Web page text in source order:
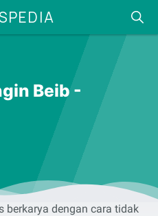
Beib -
lirik lagu
Saufa. Dukung terus
berkarya dengan cara tidak